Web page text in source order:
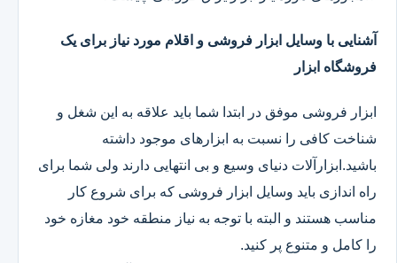
آشنایی با وسایل ابزار فروشی و اقلام مورد نیاز برای یک
فروشگاه ابزار
ابزار فروشی موفق در ابتدا شما باید علاقه به این شغل و
شناخت کافی را نسبت به ابزارهای موجود داشته
باشید.ابزارآلات دنیای وسیع و بی انتهایی دارند ولی شما برای
راه اندازی باید وسایل ابزار فروشی که برای شروع کار
مناسب هستند و البته با توجه به نیاز منطقه خود مغازه خود
را کامل و متنوع پر کنید.